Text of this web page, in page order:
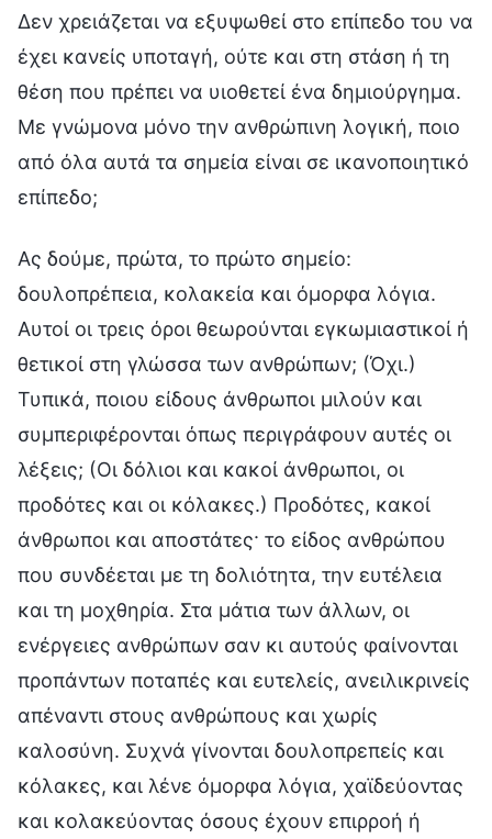
Δεν χρειάζεται να εξυψωθεί στο επίπεδο του να
έχει κανείς υποταγή, ούτε και στη στάση ή τη
θέση που πρέπει να υιοθετεί ένα δημιούργημα.
Με γνώμονα μόνο την ανθρώπινη λογική, ποιο
από όλα αυτά τα σημεία είναι σε ικανοποιητικό
επίπεδο;
Ας δούμε, πρώτα, το πρώτο σημείο:
δουλοπρέπεια, κολακεία και όμορφα λόγια.
Αυτοί οι τρεις όροι θεωρούνται εγκωμιαστικοί ή
θετικοί στη γλώσσα των ανθρώπων; (Όχι.)
Τυπικά, ποιου είδους άνθρωποι μιλούν και
συμπεριφέρονται όπως περιγράφουν αυτές οι
λέξεις; (Οι δόλιοι και κακοί άνθρωποι, οι
προδότες και οι κόλακες.) Προδότες, κακοί
άνθρωποι και αποστάτες· το είδος ανθρώπου
που συνδέεται με τη δολιότητα, την ευτέλεια
και τη μοχθηρία. Στα μάτια των άλλων, οι
ενέργειες ανθρώπων σαν κι αυτούς φαίνονται
προπάντων ποταπές και ευτελείς, ανειλικρινείς
απέναντι στους ανθρώπους και χωρίς
καλοσύνη. Συχνά γίνονται δουλοπρεπείς και
κόλακες, και λένε όμορφα λόγια, χαϊδεύοντας
και κολακεύοντας όσους έχουν επιρροή ή